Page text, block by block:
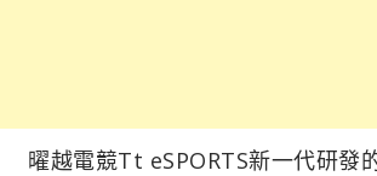
曜越電競Tt eSPORTS新一代研發